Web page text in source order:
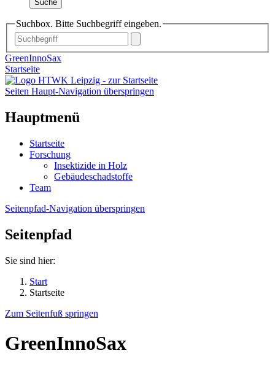
Suche
Suchbox. Bitte Suchbegriff eingeben.
GreenInnoSax
Startseite
Seiten Haupt-Navigation überspringen
Hauptmenü
Startseite
Forschung
Insektizide in Holz
Gebäudeschadstoffe
Team
Seitenpfad-Navigation überspringen
Seitenpfad
Sie sind hier:
Start
Startseite
Zum Seitenfuß springen
GreenInnoSax